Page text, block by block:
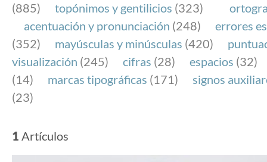
(885)
topónimos y gentilicios (323)
acentuación y pronunciación (248)
errores
(352)
mayúsculas y minúsculas (420)
visualización (245) cifras (28) espacios (32)
(14)
marcas tipográficas (171)
signos
(23)
1 Artículos